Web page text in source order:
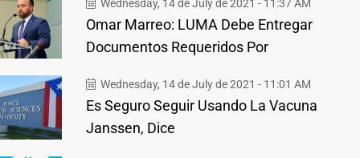
Wednesday, 14 de July de 2021 - 11:37 AM
Omar Marreo: LUMA Debe Entregar
Documentos Requeridos Por
Wednesday, 14 de July de 2021 - 11:01 AM
Es Seguro Seguir Usando La Vacuna
Janssen, Dice